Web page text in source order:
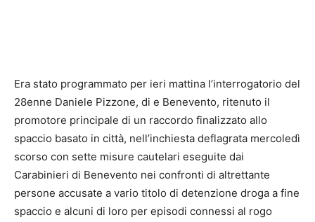
Era stato programmato per ieri mattina l’interrogatorio del
28enne Daniele Pizzone, di e Benevento, ritenuto il
promotore principale di un raccordo finalizzato allo
spaccio basato in città, nell’inchiesta deflagrata mercoledì
scorso con sette misure cautelari eseguite dai
Carabinieri di Benevento nei confronti di altrettante
persone accusate a vario titolo di detenzione droga a fine
spaccio e alcuni di loro per episodi connessi al rogo